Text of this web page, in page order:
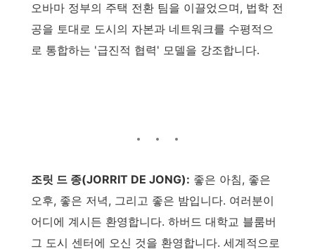
오바마 정부의 주택 전환 팀을 이끌었으며, 법학 전
공을 토대로 도시의 자본과 네트워크를 수평적으
로 통합하는 '급진적 협력' 모델을 강조합니다.
조릿 드 종(JORRIT DE JONG): 좋은 아침, 좋은
오후, 좋은 저녁, 그리고 좋은 밤입니다. 여러분이
어디에 계시든 환영합니다. 하버드 대학교 블룸버
그 도시 센터에 오신 것을 환영합니다. 세계적으로